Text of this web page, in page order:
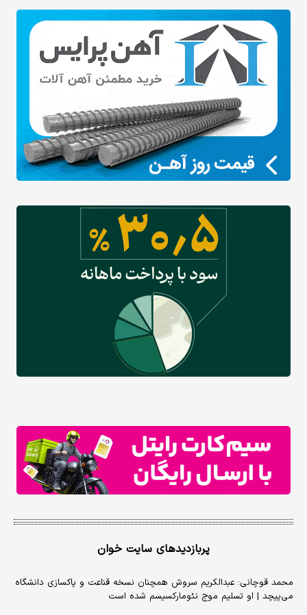
پربازدیدهای سایت خوان
محمد قوچانی: عبدالکریم سروش همچنان نسخه قناعت و پاکسازی دانشگاه
می‌پیچد | او تسلیم موج نئومارکسیسم شده است